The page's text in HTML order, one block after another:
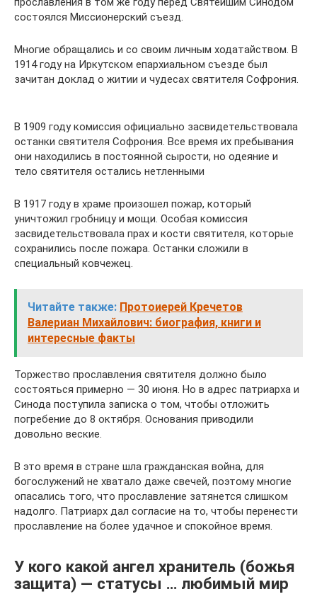
состоялся Миссионерский съезд.
Многие обращались и со своим личным ходатайством. В
1914 году на Иркутском епархиальном съезде был
зачитан доклад о житии и чудесах святителя Софрония.
В 1909 году комиссия официально засвидетельствовала
останки святителя Софрония. Все время их пребывания
они находились в постоянной сырости, но одеяние и
тело святителя остались нетленными
В 1917 году в храме произошел пожар, который
уничтожил гробницу и мощи. Особая комиссия
засвидетельствовала прах и кости святителя, которые
сохранились после пожара. Останки сложили в
специальный ковчежец.
Читайте также: Протоиерей Кречетов
Валериан Михайлович: биография, книги и
интересные факты
Торжество прославления святителя должно было
состояться примерно — 30 июня. Но в адрес патриарха и
Синода поступила записка о том, чтобы отложить
погребение до 8 октября. Основания приводили
довольно веские.
В это время в стране шла гражданская война, для
богослужений не хватало даже свечей, поэтому многие
опасались того, что прославление затянется слишком
надолго. Патриарх дал согласие на то, чтобы перенести
прославление на более удачное и спокойное время.
У кого какой ангел хранитель (божья
защита) — статусы … любимый мир